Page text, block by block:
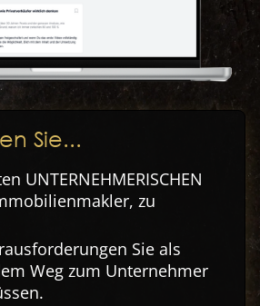
Sie...
UNTERNEHMERISCHEN
zu
Sie als
Weg zum Unternehmer